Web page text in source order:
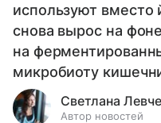
используют вместо
снова вырос на
на
микробиоту
Светлана
Автор новостей